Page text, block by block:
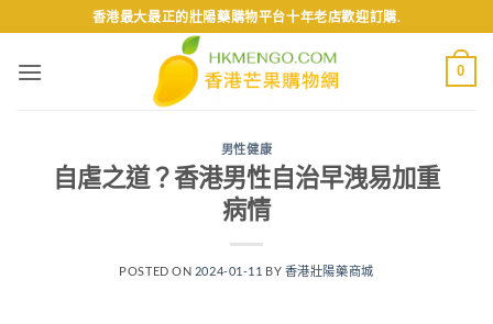
to
content
香港最大最正的壯陽藥購物平台十年老店歡迎訂購.
0
男性健康
自虐之道？香港男性自治早洩易加重
病情
POSTED ON 2024-01-11 BY 香港壯陽藥商城